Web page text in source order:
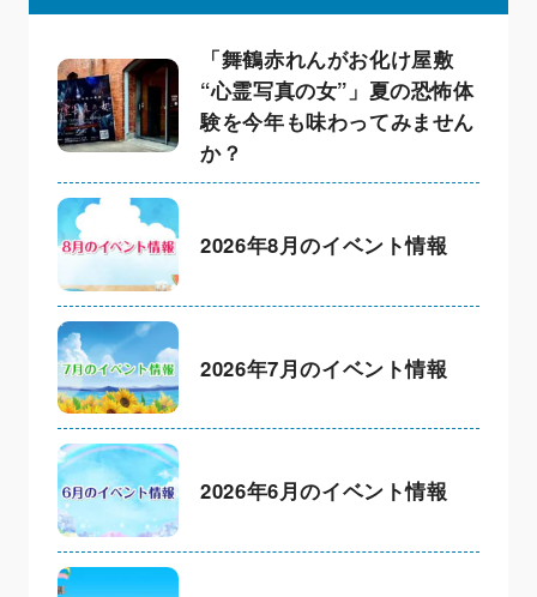
「舞鶴赤れんがお化け屋敷
“心霊写真の女”」夏の恐怖体
験を今年も味わってみません
か？
2026年8月のイベント情報
2026年7月のイベント情報
2026年6月のイベント情報